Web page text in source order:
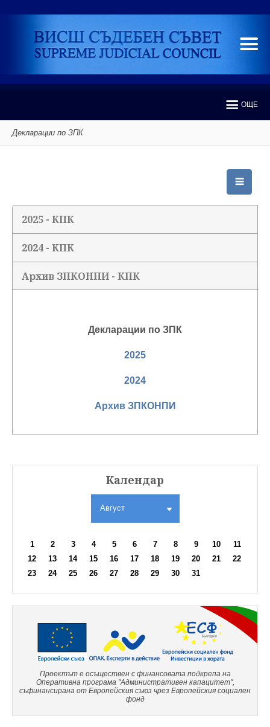
ОЩЕ
Декларации по ЗПК
2025 - КПК
2024 - КПК
Архив ЗПКОНПИ - КПК
Декларации по ЗПК
2025
2024
Архив ЗПКОНПИ
Календар
Август
1 2 3 4 5 6 7 8 9 10
11
12
13 14 15 16 17 18 19 20 21
22
23
24 25 26 27 28 29 30 31
Проектът е осъществен с финансовата подкрепа на
Оперативна програма "Административен капацитет",
съфинансирана от Европейския съюз чрез Европейския социален
фонд